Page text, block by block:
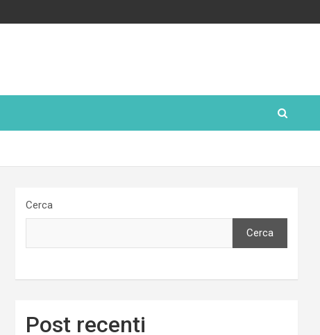
Cerca
Cerca
Post recenti